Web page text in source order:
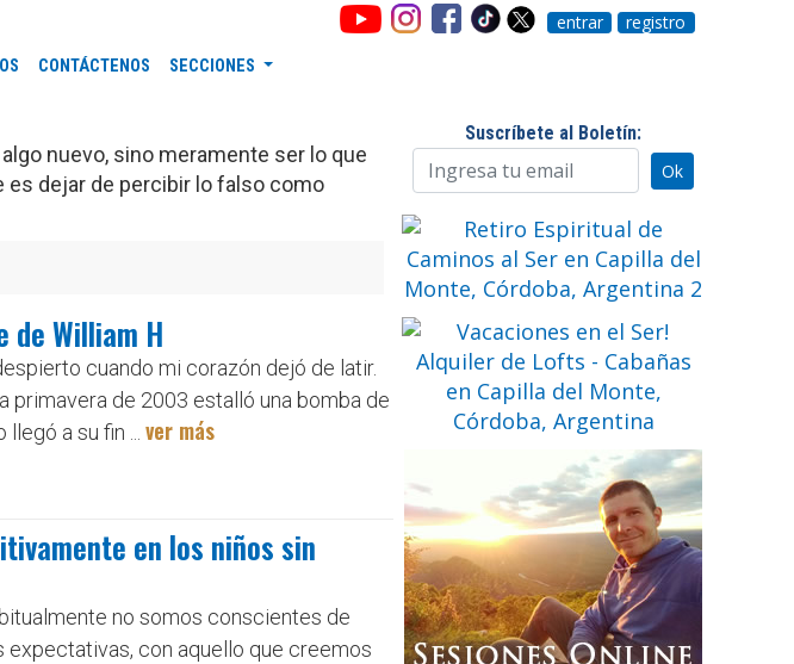
entrar registro
CONTÁCTENOS SECCIONES
nuevo, sino meramente ser lo que
es dejar de percibir lo falso como
de William H
cuando mi corazón dejó de latir.
primavera de 2003 estalló una bomba de
a su fin ... ver más
en los niños sin
no somos conscientes de
expectativas, con aquello que creemos
Suscríbete al Boletín: